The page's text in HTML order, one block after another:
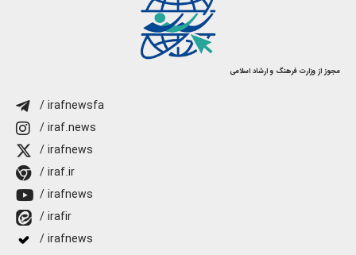
مجوز از وزارت فرهنگ و ارشاد اسلامی
/ irafnewsfa
/ iraf.news
/ irafnews
/ iraf.ir
/ irafnews
/ irafir
/ irafnews